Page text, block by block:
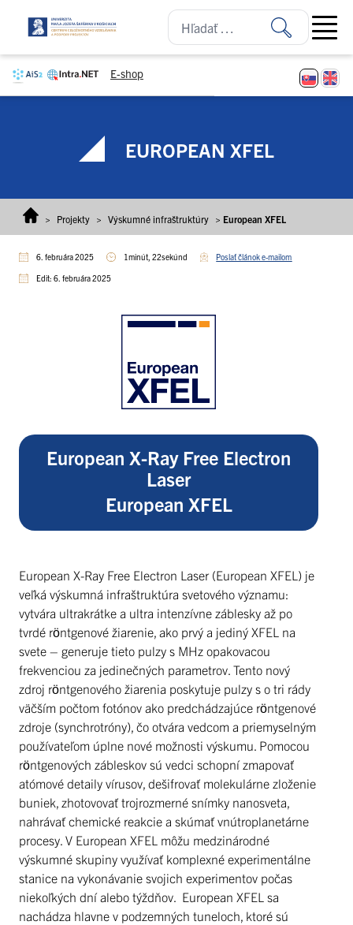
E-shop
Open
EUROPEAN XFEL
> Projekty > Výskumné infraštruktúry > European XFEL
6. februára 2025 1minút, 22sekúnd Poslať článok e-mailom
Edit: 6. februára 2025
European X-Ray Free Electron
Laser
European XFEL
European X-Ray Free Electron Laser (European XFEL) je
veľká výskumná infraštruktúra svetového významu:
vytvára ultrakrátke a ultra intenzívne záblesky až po
tvrdé röntgenové žiarenie, ako prvý a jediný XFEL na
svete – generuje tieto pulzy s MHz opakovacou
frekvenciou za jedinečných parametrov. Tento nový
zdroj röntgenového žiarenia poskytuje pulzy s o tri rády
väčším počtom fotónov ako predchádzajúce röntgenové
zdroje (synchrotróny), čo otvára vedcom a priemyselným
používateľom úplne nové možnosti výskumu. Pomocou
röntgenových zábleskov sú vedci schopní zmapovať
atómové detaily vírusov, dešifrovať molekulárne zloženie
buniek, zhotovovať trojrozmerné snímky nanosveta,
nahrávať chemické reakcie a skúmať vnútroplanetárne
procesy. V European XFEL môžu medzinárodné
výskumné skupiny využívať komplexné experimentálne
stanice na vykonávanie svojich experimentov počas
niekoľkých dní alebo týždňov. European XFEL sa
nachádza hlavne v podzemných tuneloch, ktoré sú